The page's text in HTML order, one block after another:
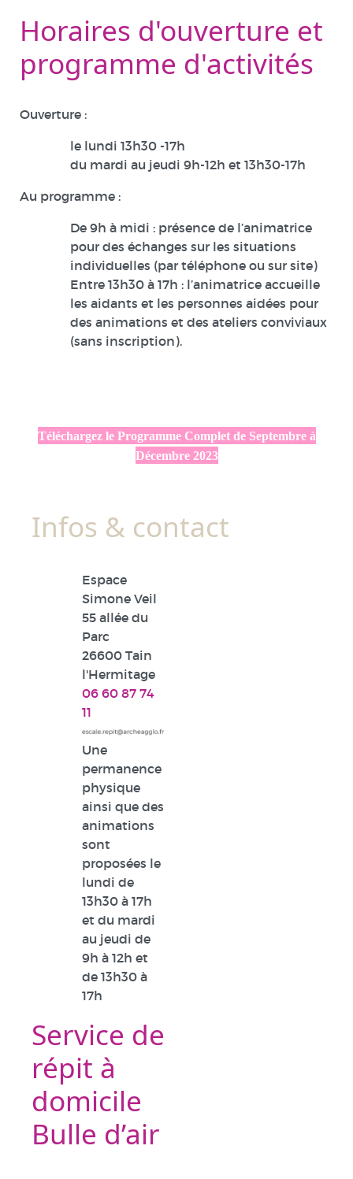
Horaires d'ouverture et
programme d'activités
Ouverture :
le lundi 13h30 -17h
du mardi au jeudi 9h-12h et 13h30-17h
Au programme :
De 9h à midi : présence de l’animatrice
pour des échanges sur les situations
individuelles (par téléphone ou sur site)
Entre 13h30 à 17h : l’animatrice accueille
les aidants et les personnes aidées pour
des animations et des ateliers conviviaux
(sans inscription).
Téléchargez le Programme Complet de Septembre à
Décembre 2023
Infos & contact
Espace
Simone Veil
55 allée du
Parc
26600 Tain
l'Hermitage
06 60 87 74
11
Une
permanence
physique
ainsi que des
animations
sont
proposées le
lundi de
13h30 à 17h
et du mardi
au jeudi de
9h à 12h et
de 13h30 à
17h
Service de
répit à
domicile
Bulle d’air